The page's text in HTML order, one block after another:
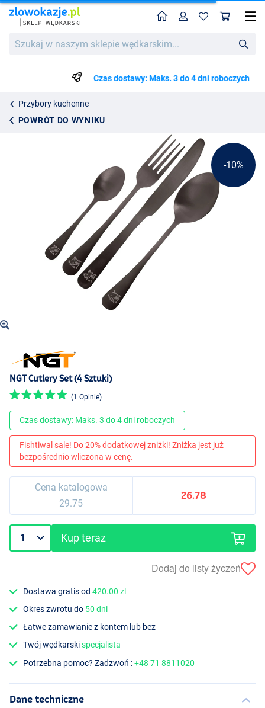
w
HomeProfil
Czas dostawy: Maks. 3 do 4 dni roboczych
Przybory kuchenne
POWRÓT DO WYNIKU
NGT Cutlery Set (4 Sztuki)
29.75
26.78
-10%
NGT Cutlery Set (4 Sztuki)
(1 Opinie)
Czas dostawy: Maks. 3 do 4 dni roboczych
Fishtiwal sale! Do 20% dodatkowej zniżki! Zniżka jest już
bezpośrednio wliczona w cenę.
Cena katalogowa
29.75
26.78
Kup teraz
Dodaj do listy życzeń
Dostawa gratis od420.00 zl
Okres zwrotu do 50 dni
Łatwe zamawianie z kontem lub bez
Twój wędkarskispecjalista
Potrzebna pomoc? Zadzwoń :+48 71 8811020
Dane techniczne